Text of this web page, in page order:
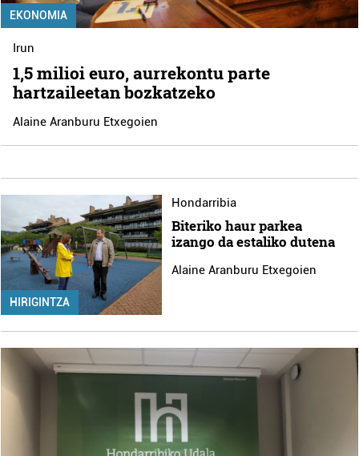
EKONOMIA
Irun
1,5 milioi euro, aurrekontu parte
hartzaileetan bozkatzeko
Alaine Aranburu Etxegoien
HIRIGINTZA
Hondarribia
Biteriko haur parkea
izango da estaliko dutena
Alaine Aranburu Etxegoien